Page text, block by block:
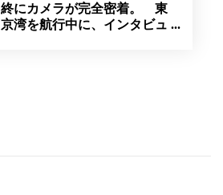
終にカメラが完全密着。 東
京湾を航行中に、インタビュ